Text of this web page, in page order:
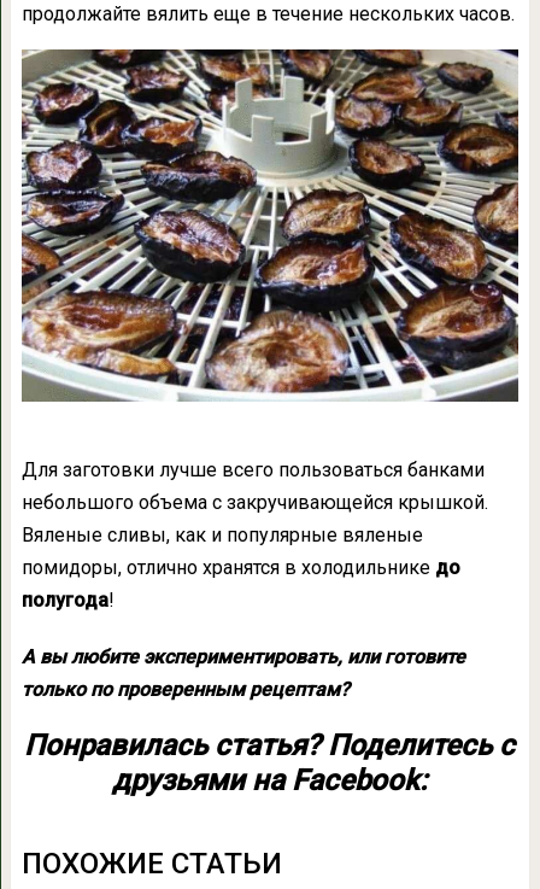
продолжайте вялить еще в течение нескольких часов.
Для заготовки лучше всего пользоваться банками
небольшого объема с закручивающейся крышкой.
Вяленые сливы, как и популярные вяленые
помидоры, отлично хранятся в холодильнике до
полугода!
А вы любите экспериментировать, или готовите
только по проверенным рецептам?
Понравилась статья? Поделитесь с
друзьями на Facebook:
ПОХОЖИЕ СТАТЬИ